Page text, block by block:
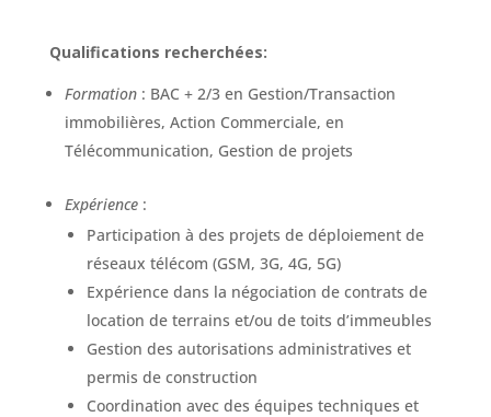
Qualifications recherchées:
Formation : BAC + 2/3 en Gestion/Transaction
immobilières, Action Commerciale, en
Télécommunication, Gestion de projets
Expérience:
Participation à des projets de déploiement de
réseaux télécom (GSM, 3G, 4G, 5G)
Expérience dans la négociation de contrats de
location de terrains et/ou de toits d’immeubles
Gestion des autorisations administratives et
permis de construction
Coordination avec des équipes techniques et